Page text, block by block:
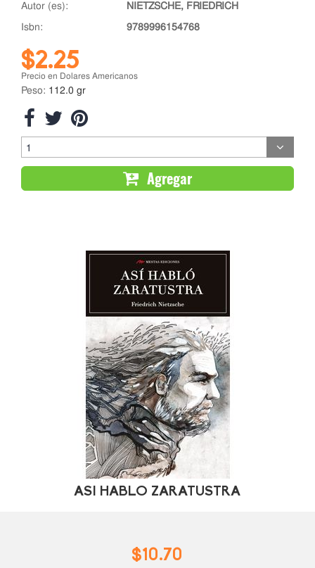
autor (es):
NIETZSCHE, FRIEDRICH
isbn:
9789996154768
$2.25
Precio en Dolares Americanos
Peso: 112.0 gr
Agregar
ASI HABLO ZARATUSTRA
$10.70